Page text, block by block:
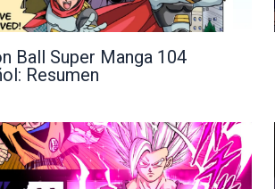
Ball Super Manga 104
Resumen